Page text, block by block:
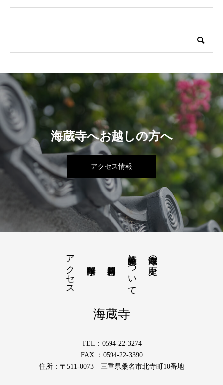
海蔵寺へお越しの方へ
アクセス情報
海蔵寺の歴史
薩摩義士について
アクセス
海蔵寺
TEL：0594-22-3274
FAX ：0594-22-3390
住所：〒511-0073 三重県桑名市北寺町10番地